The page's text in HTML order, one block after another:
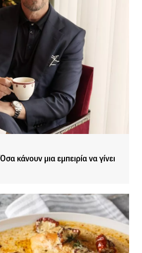
κάνουν μια εμπειρία να γίνει